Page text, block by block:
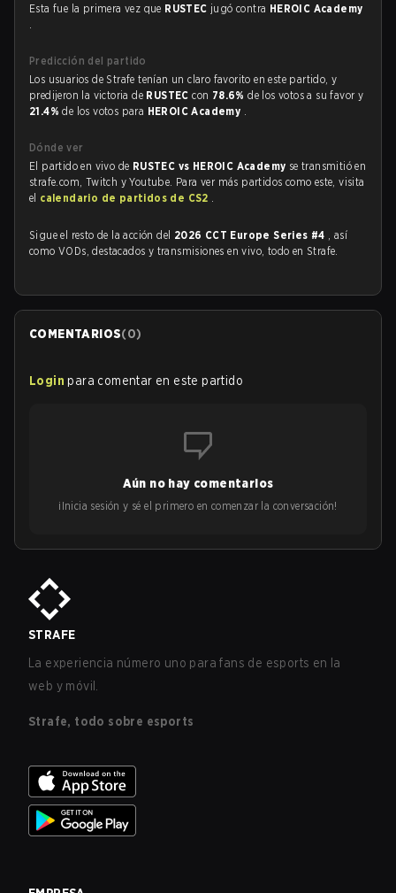
Esta fue la primera vez que RUSTEC jugó contra HEROIC Academy
.
Predicción del partido
Los usuarios de Strafe tenían un claro favorito en este partido, y
predijeron la victoria de RUSTECcon 78.6%de los votos a su favor y
21.4%de los votos para HEROIC Academy .
Dónde ver
El partido en vivo de RUSTEC vs HEROIC Academy se transmitió en
strafe.com, Twitch y Youtube. Para ver más partidos como este, visita
el calendario de partidos de CS2 .
Sigue el resto de la acción del 2026 CCT Europe Series #4 , así
como VODs, destacados y transmisiones en vivo, todo en Strafe.
COMENTARIOS(0)
Login para comentar en este partido
Aún no hay comentarios
¡Inicia sesión y sé el primero en comenzar la conversación!
STRAFE
La experiencia número uno para fans de esports en la
web y móvil.
Strafe, todo sobre esports